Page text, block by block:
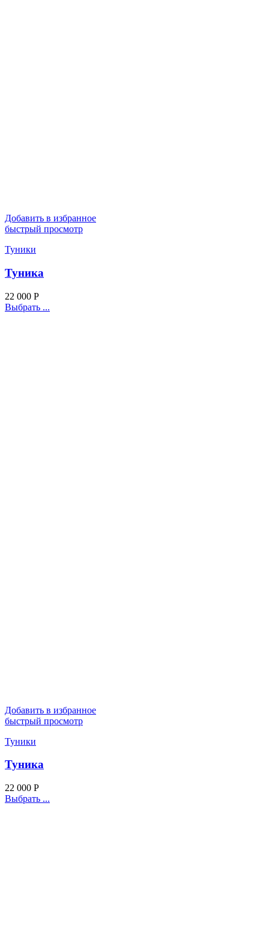
Добавить в избранное
быстрый просмотр
Туники
Туника
22 000 Р
Выбрать ...
Добавить в избранное
быстрый просмотр
Туники
Туника
22 000 Р
Выбрать ...